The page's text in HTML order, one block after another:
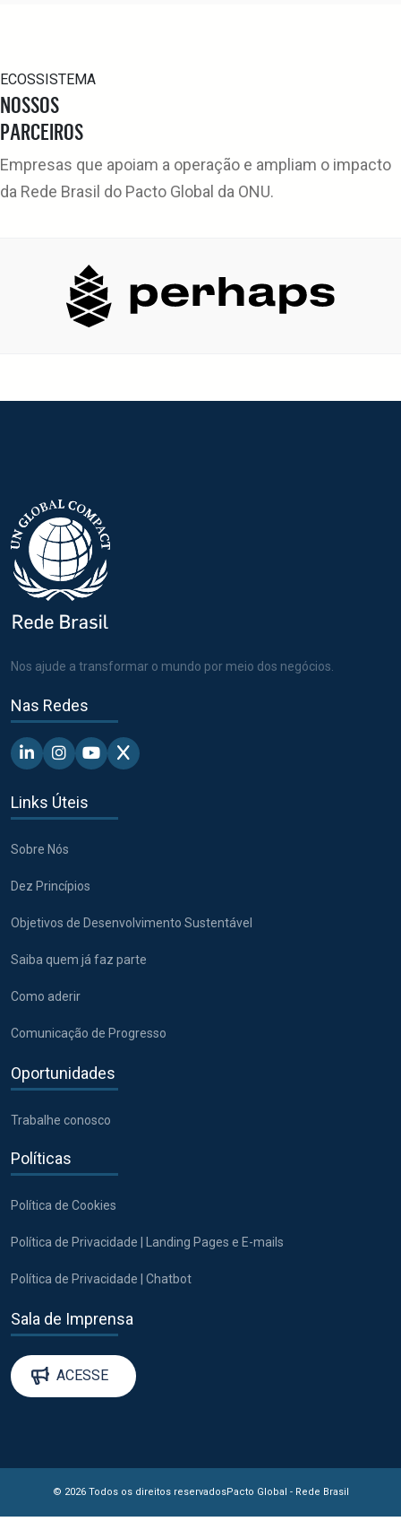
ECOSSISTEMA
NOSSOS
PARCEIROS
Empresas que apoiam a operação e ampliam o impacto
da Rede Brasil do Pacto Global da ONU.
Nos ajude a transformar o mundo por meio dos negócios.
Nas Redes
Linkedin - Pacto Global BR
Instagram - Pacto Global BR
Youtube - Pacto Global BR
X - Pacto Global BR
Links Úteis
Sobre Nós
Dez Princípios
Objetivos de Desenvolvimento Sustentável
Saiba quem já faz parte
Como aderir
Comunicação de Progresso
Oportunidades
Trabalhe conosco
Políticas
Política de Cookies
Política de Privacidade | Landing Pages e E-mails
Política de Privacidade | Chatbot
Sala de Imprensa
ACESSE
© 2026 Todos os direitos reservadosPacto Global - Rede Brasil